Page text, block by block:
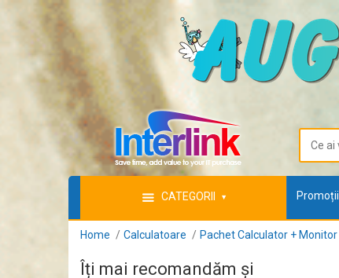
CATEGORII Promoții
Home Calculatoare Pachet Calculator + Monitor
Îți mai recomandăm și